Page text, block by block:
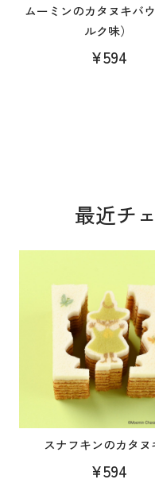
ムーミンのカタヌキバ
ルク味）
¥594
最近チ
スナフキンのカタヌ
¥594